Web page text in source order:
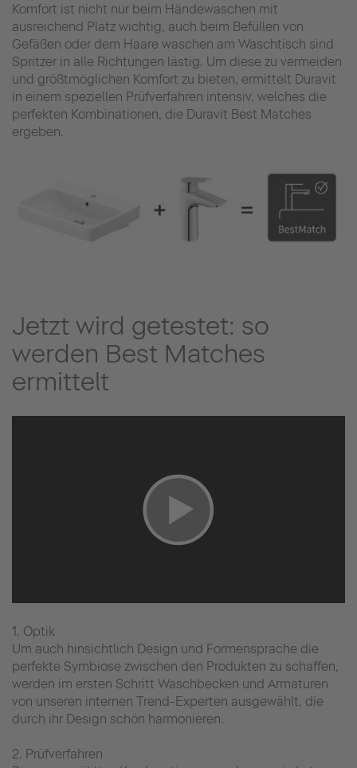
Komfort ist nicht nur beim Händewaschen mit
ausreichend Platz wichtig, auch beim Befüllen von
Gefäßen oder dem Haare waschen am Waschtisch sind
Spritzer in alle Richtungen lästig. Um diese zu vermeiden
und größtmöglichen Komfort zu bieten, ermittelt Duravit
in einem speziellen Prüfverfahren intensiv, welches die
perfekten Kombinationen, die Duravit Best Matches
ergeben.
Jetzt wird getestet: so
werden Best Matches
ermittelt
1. Optik
Um auch hinsichtlich Design und Formensprache die
perfekte Symbiose zwischen den Produkten zu schaffen,
werden im ersten Schritt Waschbecken und Armaturen
von unseren internen Trend-Experten ausgewählt, die
durch ihr Design schön harmonieren.
2. Prüfverfahren